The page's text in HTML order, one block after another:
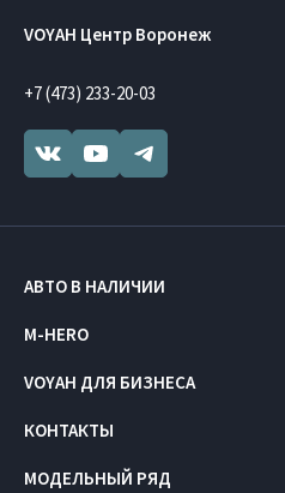
VOYAH Центр Воронеж
+7 (473) 233-20-03
АВТО В НАЛИЧИИ
M-HERO
VOYAH ДЛЯ БИЗНЕСА
КОНТАКТЫ
МОДЕЛЬНЫЙ РЯД